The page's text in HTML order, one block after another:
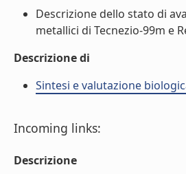
Descrizione dello stato di
metallici di Tecnezio-99m e
Descrizione di
Sintesi e valutazione
Incoming links:
Descrizione